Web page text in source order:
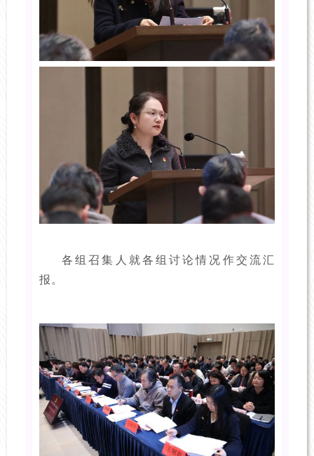
各组召集人就各组讨论情况作交流汇
报。